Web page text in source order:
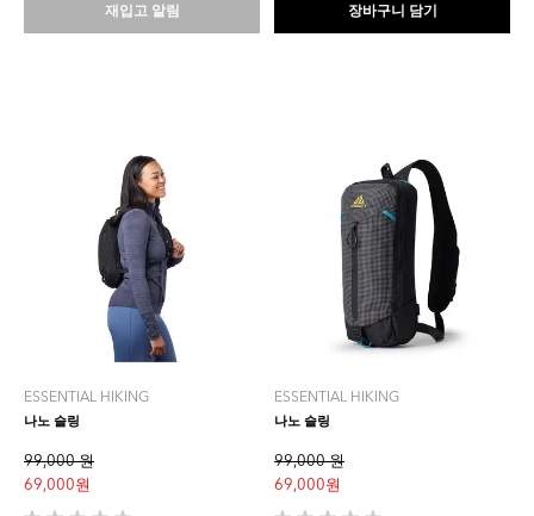
다.
재입고 알림
다.
장바구니 담기
ESSENTIAL HIKING
나노 슬링
99,000 원
69,000 원
ESSENTIAL HIKING
나노 슬링
99,000 원
69,000 원